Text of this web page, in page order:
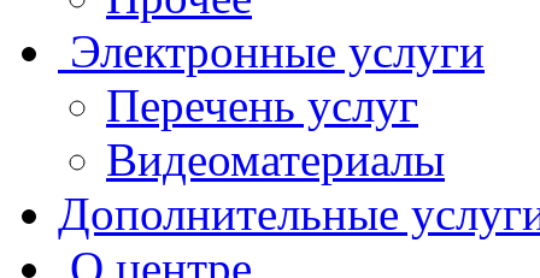
Электронные услуги
Перечень услуг
Видеоматериалы
Дополнительные